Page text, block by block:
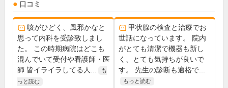
口コミ
咳がひどく、風邪かなと
思って内科を受診致しまし
た。 この時期病院はどこも
混んでいて受付や看護師・医
師 皆イライラしてる人...
も
っと読む
甲状腺の検査と治療でお
世話になっています。 院内
がとても清潔で機器も新し
く、とても気持ちが良いで
す。 先生の診断も適格で...
もっと読む